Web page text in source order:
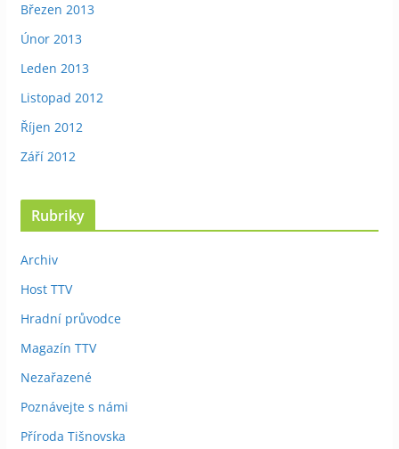
Březen 2013
Únor 2013
Leden 2013
Listopad 2012
Říjen 2012
Září 2012
Rubriky
Archiv
Host TTV
Hradní průvodce
Magazín TTV
Nezařazené
Poznávejte s námi
Příroda Tišnovska